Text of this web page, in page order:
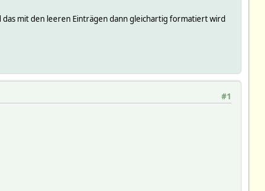
mit den leeren Einträgen dann gleichartig formatiert wird
#1